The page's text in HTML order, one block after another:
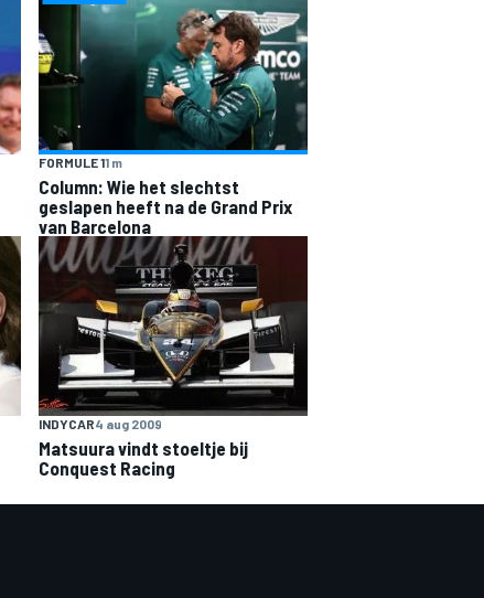
FORMULE 11 m
Column: Wie het slechtst
geslapen heeft na de Grand Prix
van Barcelona
INDYCAR4 aug 2009
Matsuura vindt stoeltje bij
Conquest Racing